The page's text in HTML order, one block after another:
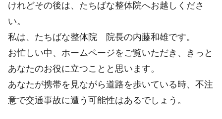
けれどその後は、たちばな整体院へお越しくださ
い。
私は、たちばな整体院 院長の内藤和雄です。
お忙しい中、ホームページをご覧いただき、きっと
あなたのお役に立つことと思います。
あなたが携帯を見ながら道路を歩いている時、不注
意で交通事故に遭う可能性はあるでしょう。